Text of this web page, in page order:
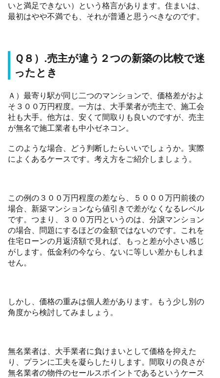
いと満足できない）という格言があります。住まいは、
最初はやや不満でも、それが普通と思うべきなのです。
Ｑ８）.売主が違う２つの新築の比較で迷
ったとき
Ａ）最寄り駅が同じ二つのマンションで、価格差がおよ
そ３００万円程度。一方は、大手業者が売主で、施工会
社も大手。他方は、安くて間取りも良いのですが、売主
が無名で施工業者も中小ゼネコン。
このような場合、どう判断したらいいでしょうか。実際
によくあるケースです。考え方をご紹介しましょう。
この例の３００万円程度の差なら、５０００万円前後の
場合、新築マンションなら値引きで差がなくなるレベル
です。つまり、３００万円というのは、分譲マンション
の場合、問題にするほどの金額ではないのです。これを
住宅ローンの月返済額で見れば、もっと差が小さい感じ
がします。低金利の今なら、ないに等しい差かもしれま
せん。
しかし、価格の重みは個人差があります。もう少し別の
角度から検討してみましょう。
無名業者は、大手業者に負けまいとして価格を抑えた
り、プランに工夫を凝らしたりします。間取りの良さが
無名業者の物件のセールスポイントであるというケース